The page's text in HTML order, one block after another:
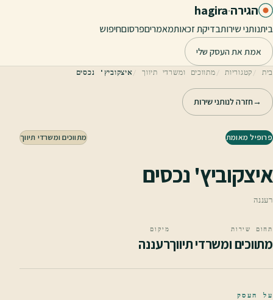
דלג לתוכן הראשי
הגירה·
hagira
ביתנותני שירותבדיקת זכאותמאמריםפרסוםחיפוש
אמת את העסק שלי
בית קטגוריות מתווכים ומשרדי תיווך איצקוביץ' נכסים
→חזרה לנותני שירות
פרופיל מאומת מתווכים ומשרדי תיווך
איצקוביץ' נכסים
רעננה
תחום שירות
מתווכים ומשרדי תיווך
מיקום
רעננה
על העסק